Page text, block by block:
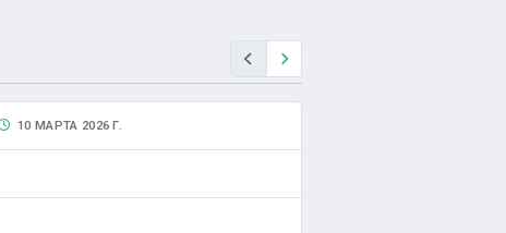
Назад
10 МАРТА 2026 Г.